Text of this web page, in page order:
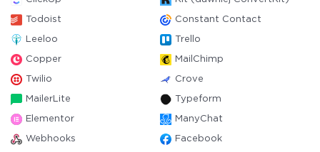
Todoist Constant Contact
Leeloo Trello
Copper MailChimp
Twilio Crove
MailerLite Typeform
Elementor ManyChat
Webhooks Facebook